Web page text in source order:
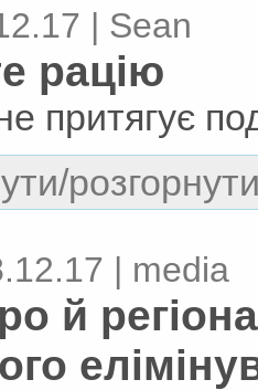
| Sean
рацію
притягує
| media
й